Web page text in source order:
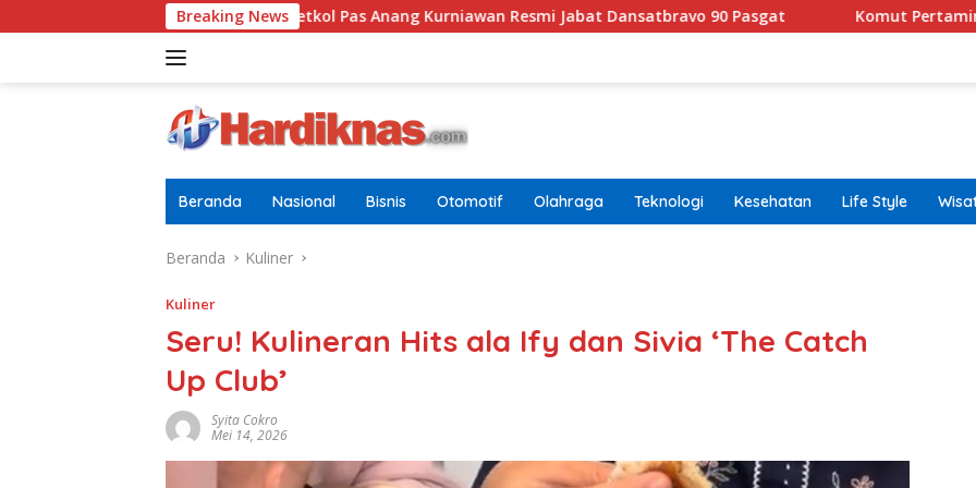
ke
Breaking News
Letkol Pas Anang Kurniawan Resmi Jabat Dansatbravo 90 Pasgat Komut Pertamina Tegaskan
Beranda Nasional Bisnis Otomotif Olahraga Teknologi Kesehatan Life Style
Beranda Kuliner
Kuliner
Seru! Kulineran Hits ala Ify dan Sivia ‘The Catch
Up Club’
Syita Cokro
Mei 14, 2026